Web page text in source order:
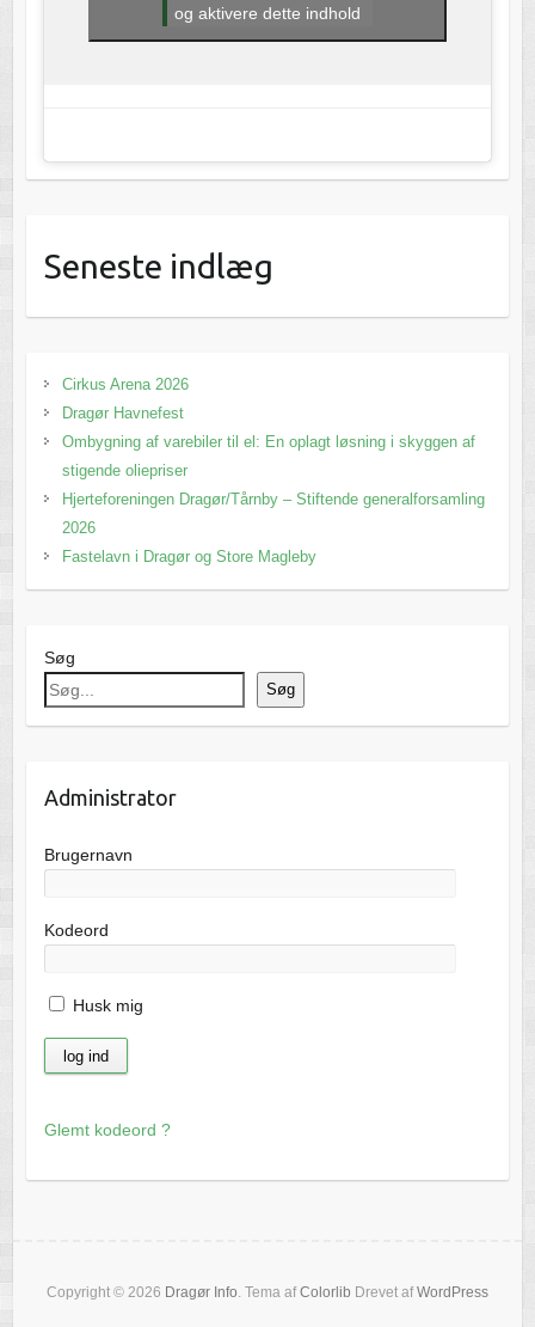
og aktivere dette indhold
Seneste indlæg
Cirkus Arena 2026
Dragør Havnefest
Ombygning af varebiler til el: En oplagt løsning i skyggen af
stigende oliepriser
Hjerteforeningen Dragør/Tårnby – Stiftende generalforsamling
2026
Fastelavn i Dragør og Store Magleby
Søg
Søg
Administrator
Brugernavn
Kodeord
Husk mig
Glemt kodeord ?
Copyright © 2026 Dragør Info. Tema afColorlib Drevet afWordPress